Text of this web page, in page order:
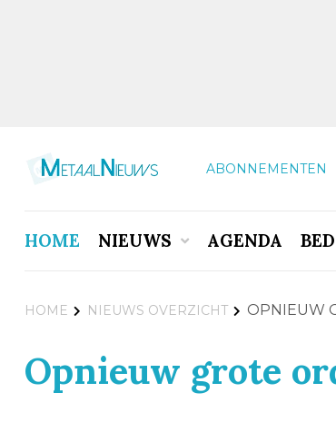
ABONNEMENTEN
HOME NIEUWS AGENDA
HOME NIEUWS OVERZICHT OPNIEUW
Opnieuw grote